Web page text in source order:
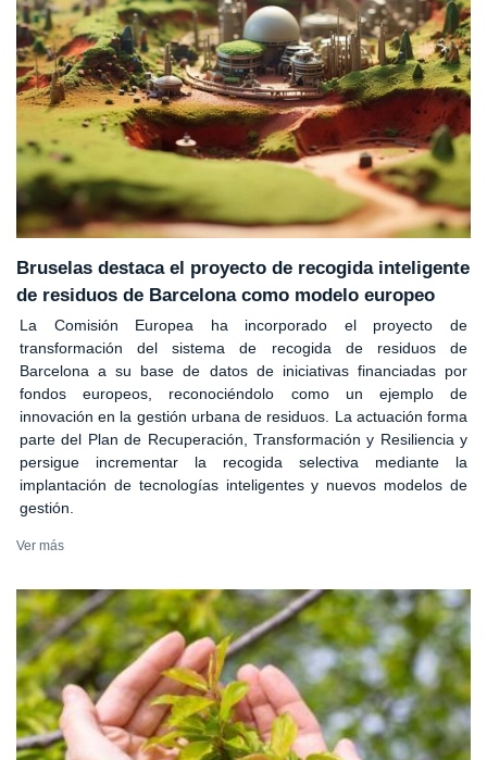
Bruselas destaca el proyecto de recogida inteligente
de residuos de Barcelona como modelo europeo
La Comisión Europea ha incorporado el proyecto de
transformación del sistema de recogida de residuos de
Barcelona a su base de datos de iniciativas financiadas por
fondos europeos, reconociéndolo como un ejemplo de
innovación en la gestión urbana de residuos. La actuación forma
parte del Plan de Recuperación, Transformación y Resiliencia y
persigue incrementar la recogida selectiva mediante la
implantación de tecnologías inteligentes y nuevos modelos de
gestión.
Ver más